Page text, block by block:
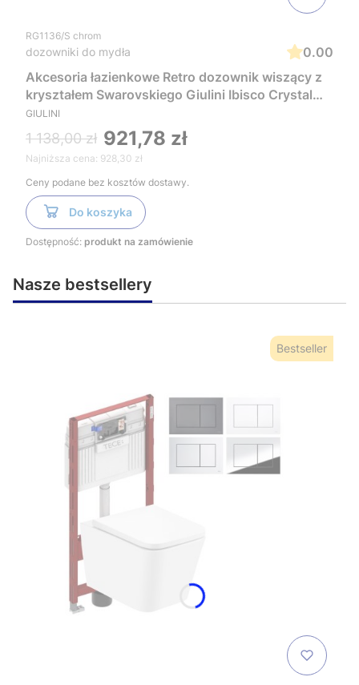
RG1136/S chrom
dozowniki do mydła
0.00
Akcesoria łazienkowe Retro dozownik wiszący z
kryształem Swarovskiego Giulini Ibisco Crystal
GIULINI
1 138,00 zł 921,78 zł
Najniższa cena: 928,30 zł
Ceny podane bez kosztów dostawy.
Do koszyka
Dostępność: produkt na zamówienie
Nasze bestsellery
Bestseller